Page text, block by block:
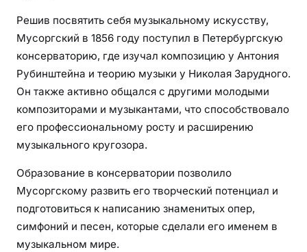
Решив посвятить себя музыкальному искусству,
Мусоргский в 1856 году поступил в Петербургскую
консерваторию, где изучал композицию у Антония
Рубинштейна и теорию музыки у Николая Зарудного.
Он также активно общался с другими молодыми
композиторами и музыкантами, что способствовало
его профессиональному росту и расширению
музыкального кругозора.
Образование в консерватории позволило
Мусоргскому развить его творческий потенциал и
подготовиться к написанию знаменитых опер,
симфоний и песен, которые сделали его именем в
музыкальном мире.